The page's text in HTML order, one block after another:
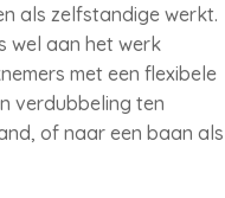
als zelfstandige werkt.
wel aan het werk
met een flexibele
verdubbeling ten
of naar een baan als